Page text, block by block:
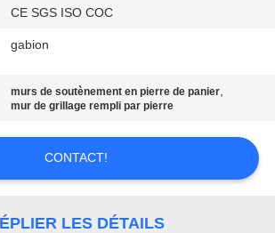
CE SGS ISO COC
gabion
murs de soutènement en pierre de panier,
mur de grillage rempli par pierre
CONTACT!
LES DÉTAILS